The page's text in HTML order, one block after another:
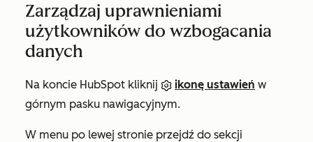
Zarządzaj uprawnieniami
użytkowników do wzbogacania
danych
Na koncie HubSpot kliknij ikonę ustawień w
górnym pasku nawigacyjnym.
W menu po lewej stronie przejdź do sekcji